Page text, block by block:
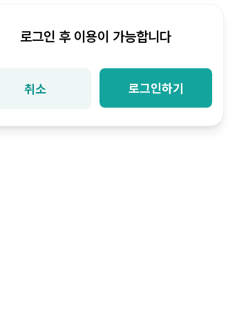
로그인 후 이용이 가능합니다
취소 로그인하기